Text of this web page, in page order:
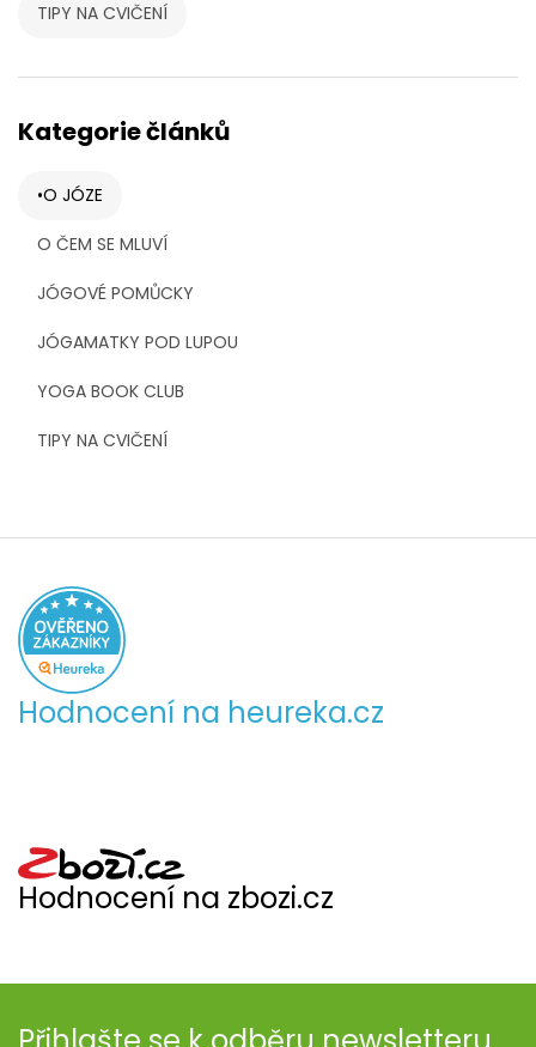
Kategorie článků
O JÓZE
O ČEM SE MLUVÍ
JÓGOVÉ POMŮCKY
JÓGAMATKY POD LUPOU
YOGA BOOK CLUB
TIPY NA CVIČENÍ
TIPY NA CVIČENÍ
Hodnocení na heureka.cz
Hodnocení na zbozi.cz